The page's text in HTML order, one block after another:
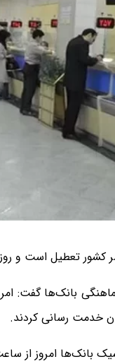
کشور تعطیل است و
بانک‌ها گفت:
خدمت رسانی کردند.
ساعت 8 تا 12 بصورت حضوری فعال